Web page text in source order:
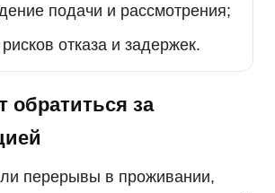
подачи и рассмотрения;
отказа и задержек.
обратиться за
перерывы в проживании,